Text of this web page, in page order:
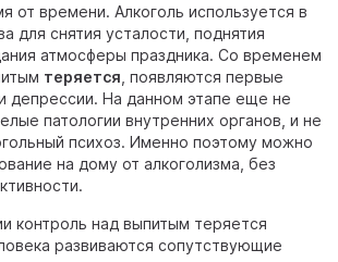
от времени. Алкоголь используется в
для снятия усталости, поднятия
атмосферы праздника. Со временем
теряется , появляются первые
депрессии. На данном этапе еще не
патологии внутренних органов, и не
психоз. Именно поэтому можно
на дому от алкоголизма, без
контроль над выпитым теряется
развиваются сопутствующие